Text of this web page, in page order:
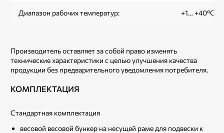
Диапазон рабочих температур: +1… +40ºС
Производитель оставляет за собой право изменять
технические характеристики с целью улучшения качества
продукции без предварительного уведомления потребителя.
КОМПЛЕКТАЦИЯ
Стандартная комплектация
весовой весовой бункер на несущей раме для подвески к